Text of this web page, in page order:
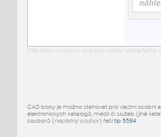
CAD bloky: knihovny dwg blok rodiny rodina
CAD bloky je možno stahovat pro vlastní osobní
elektronických katalogů, médií či služeb (jiné
souborů (neplatný soubor) řešítip 5584.